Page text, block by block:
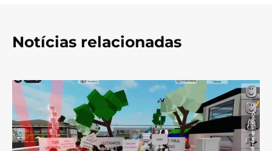
Notícias relacionadas